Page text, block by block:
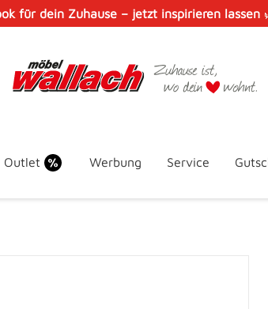
für dein Zuhause – jetzt inspirieren lassen
Outlet Werbung Service